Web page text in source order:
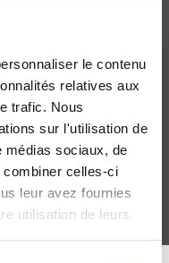
le contenu
relatives aux
trafic. Nous
sur l'utilisation de
médias sociaux, de
combiner celles-ci
leur avez fournies
utilisation de leurs